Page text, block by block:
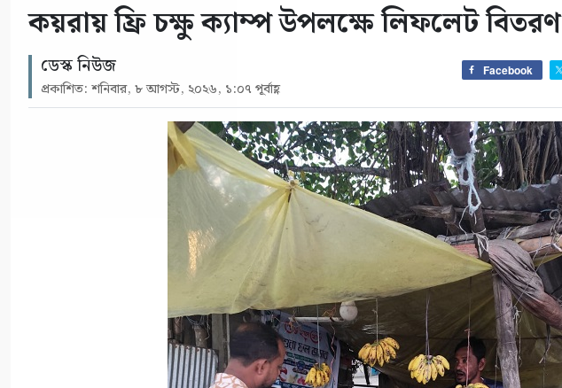
কয়রায় ফ্রি চক্ষু ক্যাম্প উপলক্ষে লিফলেট বিতরণ
ডেস্ক নিউজ
প্রকাশিত: শনিবার, ৮ আগস্ট, ২০২৬, ১:০৭ পূর্বাহ্ণ
Facebook